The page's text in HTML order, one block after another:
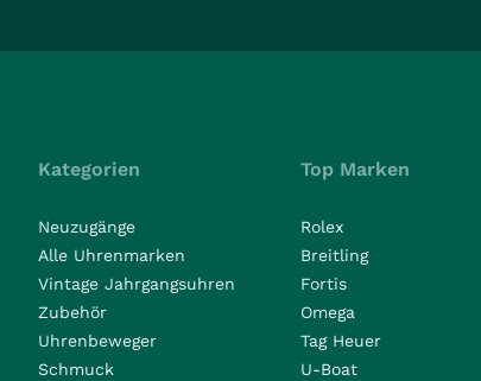
Kategorien
Neuzugänge
Alle Uhrenmarken
Vintage Jahrgangsuhren
Zubehör
Uhrenbeweger
Schmuck
Top Marken
Rolex
Breitling
Fortis
Omega
Tag Heuer
U-Boat